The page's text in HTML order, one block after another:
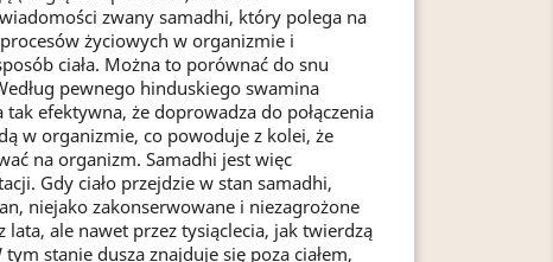
zwany samadhi, który polega na
życiowych w organizmie i
ciała. Można to porównać do snu
pewnego hinduskiego swamina
efektywna, że doprowadza do połączenia
w organizmie, co powoduje z kolei, że
na organizm. Samadhi jest więc
Gdy ciało przejdzie w stan samadhi,
niejako zakonserwowane i niezagrożone
lata, ale nawet przez tysiąclecia, jak twierdzą
stanie dusza znajduje się poza ciałem,